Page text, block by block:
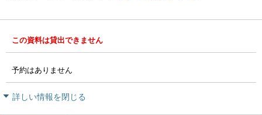
この資料は貸出できません
予約はありません
詳しい情報を閉じる